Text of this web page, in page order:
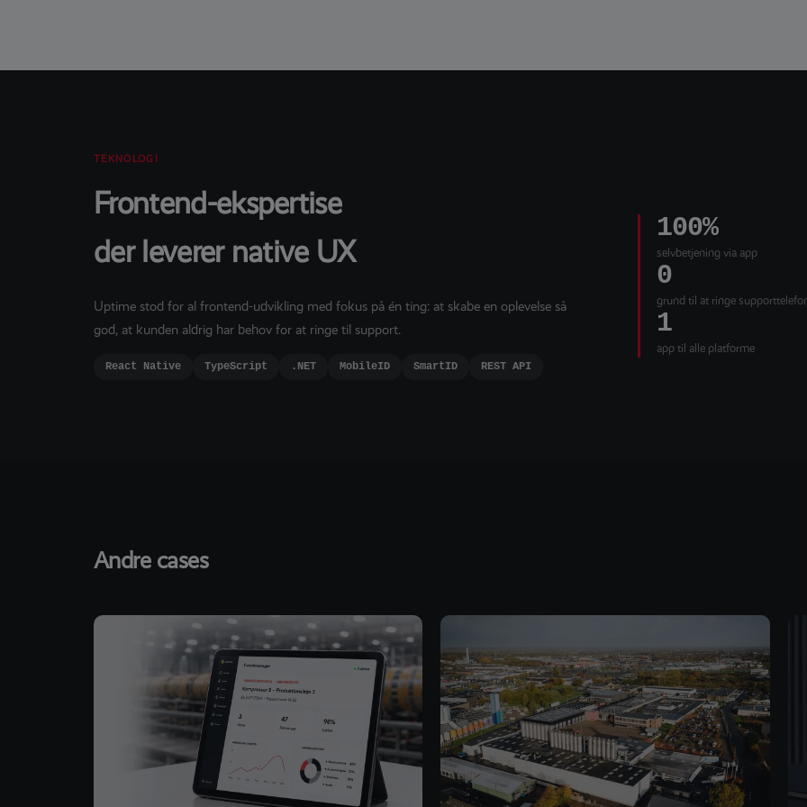
TEKNOLOGI
Frontend-ekspertise
der leverer native UX
Uptime stod for al frontend-udvikling med fokus på én ting: at skabe en oplevelse så
god, at kunden aldrig har behov for at ringe til support.
React Native TypeScript .NET MobileID SmartID REST API
100%
selvbetjening via app
0
grund til at ringe
1
app til alle platforme
Andre cases